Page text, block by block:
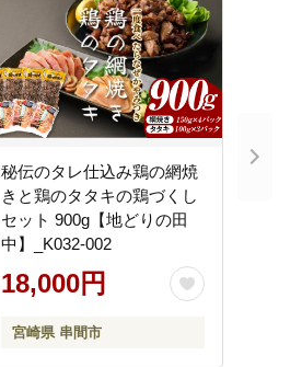
秘伝のタレ仕込み鶏の網焼
きと鶏のタタキの鶏づくし
セット 900g【地どりの田
中】_K032-002
18,000円
宮崎県 串間市